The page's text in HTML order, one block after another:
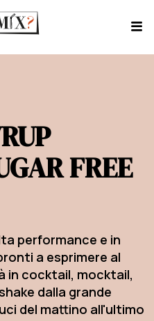
FREE
performance e in
a esprimere al
in cocktail, mocktail,
dalla grande
del mattino all'ultimo